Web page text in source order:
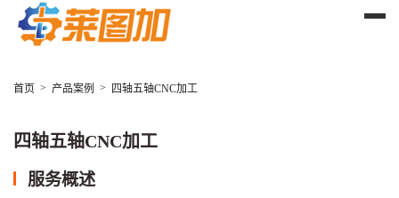
首页 > 产品案例 > 四轴五轴CNC加工
四轴五轴CNC加工
服务概述